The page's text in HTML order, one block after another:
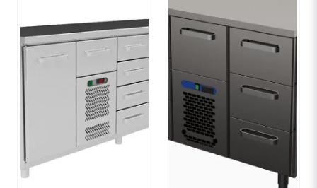
Yes, you can publish my question.